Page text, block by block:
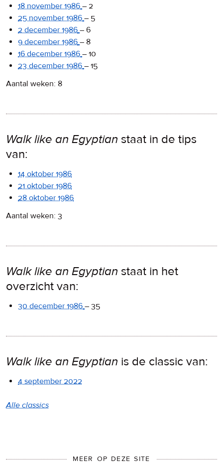
18 november 1986 – 2
25 november 1986 – 5
2 december 1986 – 6
9 december 1986 – 8
16 december 1986 – 10
23 december 1986 – 15
Aantal weken: 8
Walk like an Egyptian staat in de tips
van:
14 oktober 1986
21 oktober 1986
28 oktober 1986
Aantal weken: 3
Walk like an Egyptian staat in het
overzicht van:
30 december 1986 – 35
Walk like an Egyptian is de classic van:
4 september 2022
Alle classics
MEER OP DEZE SITE